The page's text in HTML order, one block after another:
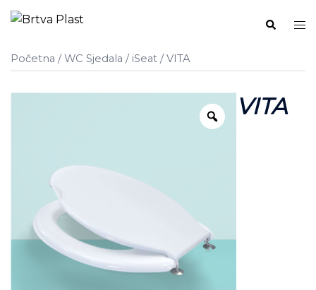
Skip
to
Search
Početna /WC Sjedala / iSeat / VITA
VITA